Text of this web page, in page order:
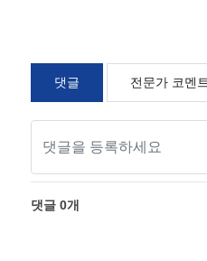
댓글 전문가 코멘트
댓글0개